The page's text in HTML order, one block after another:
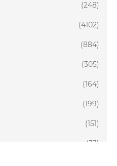
(248)
(4102)
(884)
(305)
(164)
(199)
(151)
(33)